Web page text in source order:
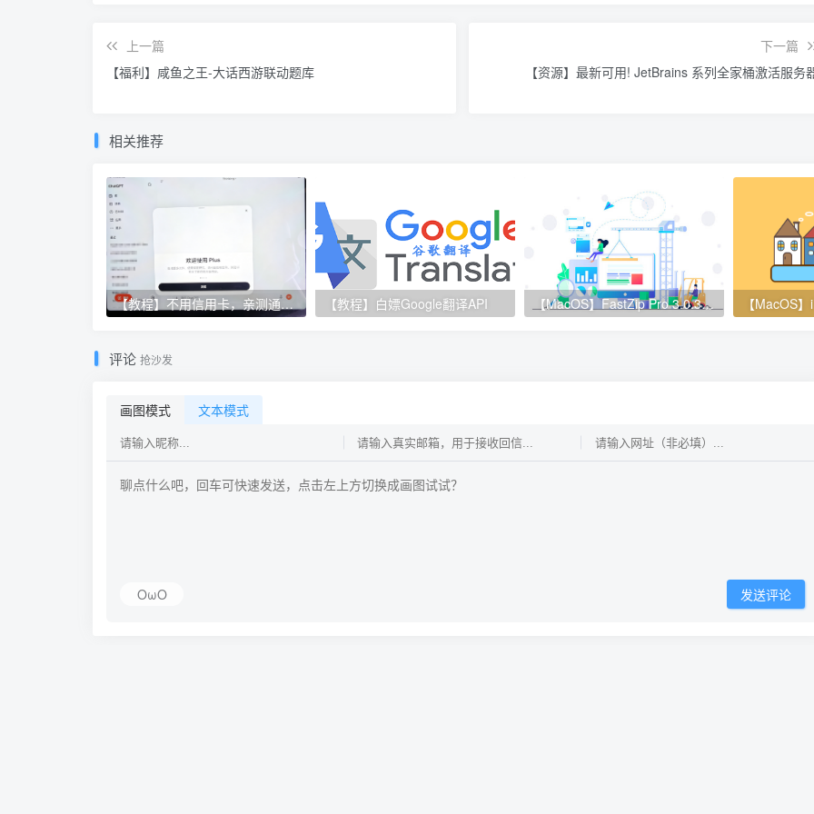
上一篇
【福利】咸鱼之王-大话西游联动题库
下一篇
【资源】最新可用! JetBrains 系列全家桶激活服务
相关推荐
【教程】不用信用卡，亲测通过 Apple 礼品卡方式订阅 ChatGPT Plus！ 【教程】白嫖Google翻译API 【MacOS】FastZip Pro 3.0.3 激活码生成
评论 抢沙发
画图模式 文本模式
OωO 发送评论